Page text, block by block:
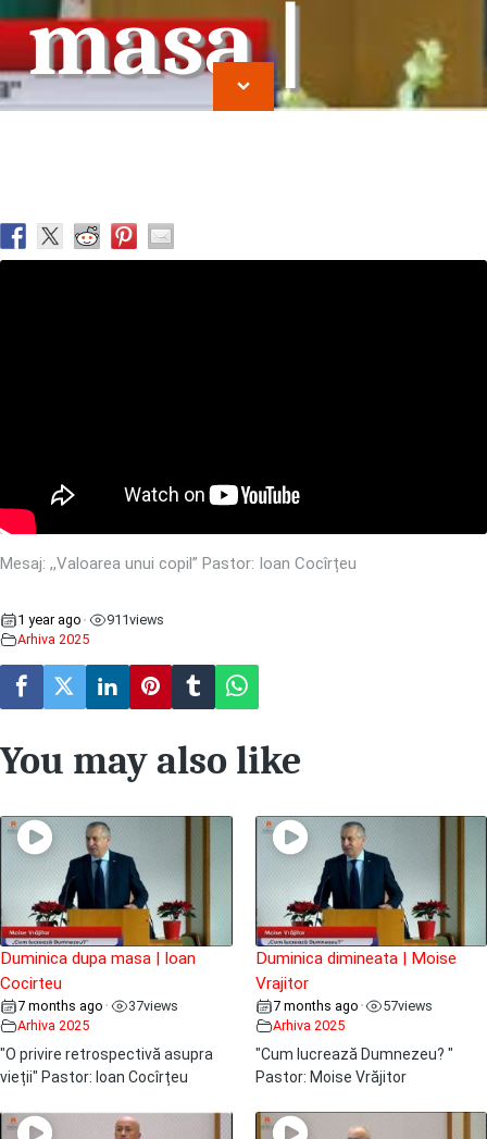
masa |
Cocirteu
Mesaj: ,,Valoarea unui copil” Pastor: Ioan Cocîrțeu
1 year ago • 911views
Arhiva 2025
You may also like
Duminica dupa masa | Ioan
Cocirteu
7 months ago • 37views
Arhiva 2025
"O privire retrospectivă asupra
vieții" Pastor: Ioan Cocîrțeu
Duminica dimineata | Moise
Vrajitor
7 months ago • 57views
Arhiva 2025
"Cum lucrează Dumnezeu? "
Pastor: Moise Vrăjitor